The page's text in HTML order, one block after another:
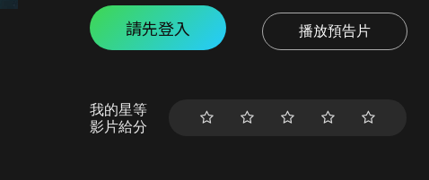
請先登入 播放預告片
我的星等
影片給分